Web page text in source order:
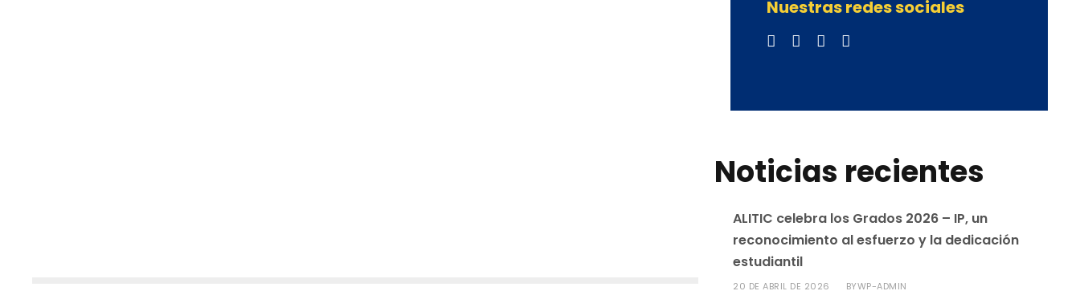
Nuestras redes sociales
Noticias recientes
ALITIC celebra los Grados 2026 – IP, un
reconocimiento al esfuerzo y la dedicación
estudiantil
20 DE ABRIL DE 2026 BYWP-ADMIN